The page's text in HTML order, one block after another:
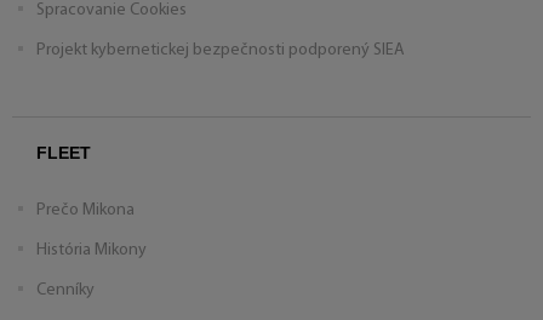
Spracovanie Cookies
Projekt kybernetickej bezpečnosti podporený SIEA
FLEET
Prečo Mikona
História Mikony
Cenníky